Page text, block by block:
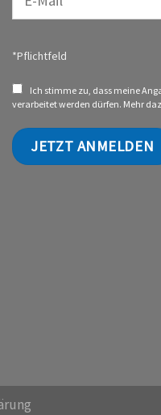
*Pflichtfeld
Ich stimme zu, dass meine
verarbeitet werden dürfen. Mehr